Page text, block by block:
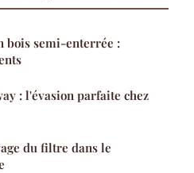
bois semi-enterrée :
: l'évasion parfaite chez
du filtre dans le